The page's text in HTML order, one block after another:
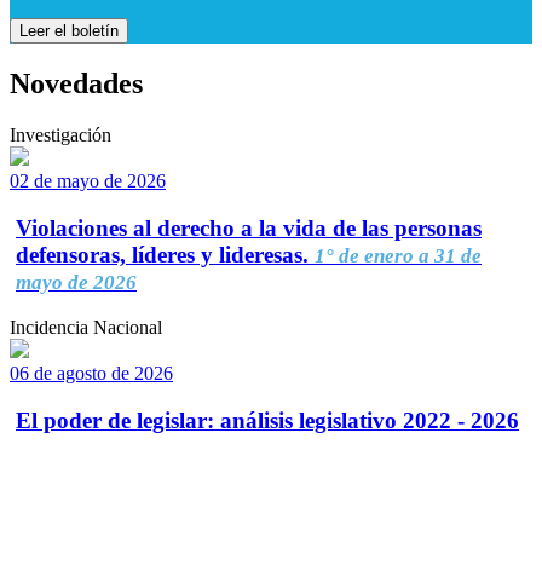
Leer el boletín
Novedades
Investigación
02 de mayo de 2026
Violaciones al derecho a la vida de las personas
defensoras, líderes y lideresas. 1° de enero a 31 de
mayo de 2026
Incidencia Nacional
06 de agosto de 2026
El poder de legislar: análisis legislativo 2022 - 2026